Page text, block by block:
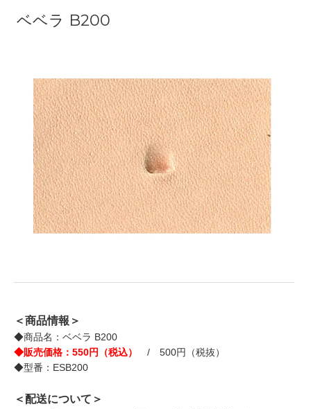
ベベラ B200
＜商品情報＞
◆商品名：ベベラ B200
◆販売価格：550円（税込）
/ 500円（税抜）
◆型番：ESB200
＜配送について＞